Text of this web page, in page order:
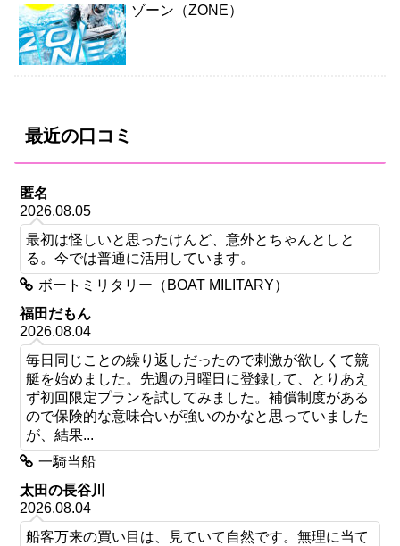
ゾーン（ZONE）
最近の口コミ
匿名
2026.08.05
最初は怪しいと思ったけんど、意外とちゃんとしと
る。今では普通に活用しています。
ボートミリタリー（BOAT MILITARY）
福田だもん
2026.08.04
毎日同じことの繰り返しだったので刺激が欲しくて競
艇を始めました。先週の月曜日に登録して、とりあえ
ず初回限定プランを試してみました。補償制度がある
ので保険的な意味合いが強いのかなと思っていました
が、結果...
一騎当船
太田の長谷川
2026.08.04
船客万来の買い目は、見ていて自然です。無理に当て